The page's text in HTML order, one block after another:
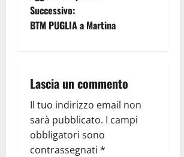
Successivo:
BTM PUGLIA a Martina
Lascia un commento
Il tuo indirizzo email non
sarà pubblicato. I campi
obbligatori sono
contrassegnati *